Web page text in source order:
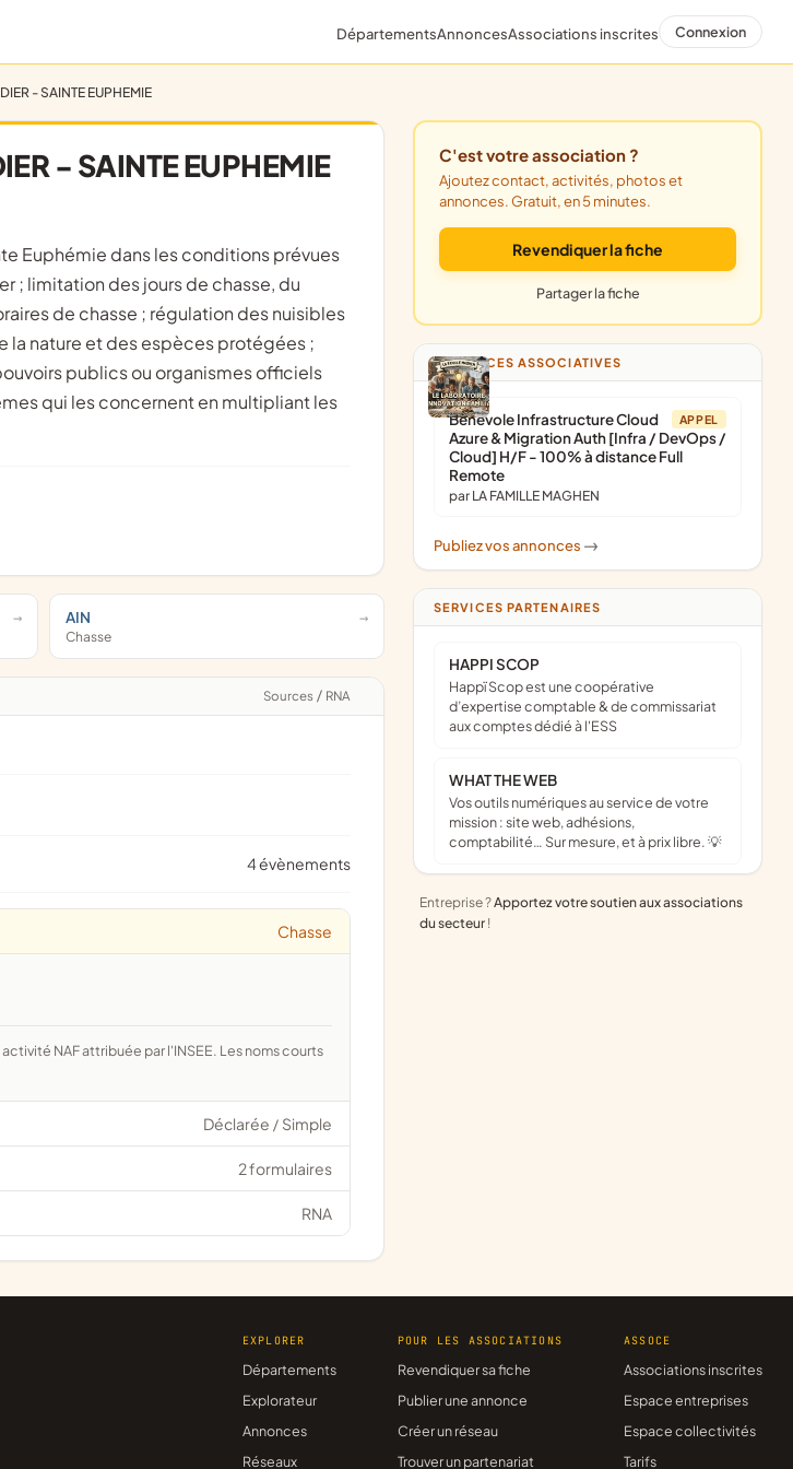
DépartementsAnnoncesAssociations inscrites Connexion
- SAINTE EUPHEMIE
- SAINTE EUPHEMIE
; limitation des jours de chasse, du
de chasse ; régulation des nuisibles
nature et des espèces protégées ;
publics ou organismes officiels
qui les concernent en multipliant les
AIN
Chasse
Sources / RNA
4 évènements
Chasse
Déclarée / Simple
2 formulaires
RNA
C'est votre association ?
Ajoutez contact, activités, photos et
annonces. Gratuit, en 5 minutes.
Revendiquer la fiche
Partager la fiche
ANNONCES ASSOCIATIVES
APPEL
Bénévole Infrastructure Cloud
Azure & Migration Auth [Infra / DevOps /
Cloud] H/F - 100% à distance Full
Remote
par LA FAMILLE MAGHEN
Publiez vos annonces ->
SERVICES PARTENAIRES
HAPPI SCOP
Happï Scop est une coopérative
d’expertise comptable & de commissariat
aux comptes dédié à l'ESS
WHAT THE WEB
Vos outils numériques au service de votre
mission : site web, adhésions,
comptabilité… Sur mesure, et à prix libre. 💡
Entreprise ?Apportez votre soutien aux associations
du secteur !
EXPLORER
Départements
Explorateur
Annonces
Réseaux
POUR LES ASSOCIATIONS
Revendiquer sa fiche
Publier une annonce
Créer un réseau
Trouver un partenariat
ASSOCE
Associations inscrites
Espace entreprises
Espace collectivités
Tarifs